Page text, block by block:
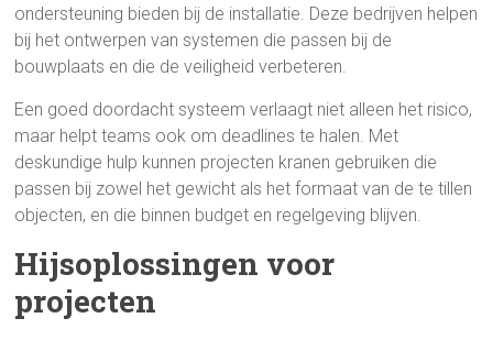
ondersteuning bieden bij de installatie. Deze bedrijven helpen
bij het ontwerpen van systemen die passen bij de
bouwplaats en die de veiligheid verbeteren.
Een goed doordacht systeem verlaagt niet alleen het risico,
maar helpt teams ook om deadlines te halen. Met
deskundige hulp kunnen projecten kranen gebruiken die
passen bij zowel het gewicht als het formaat van de te tillen
objecten, en die binnen budget en regelgeving blijven.
Hijsoplossingen voor
projecten